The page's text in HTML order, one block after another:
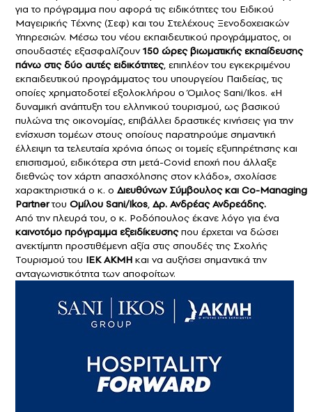
για το πρόγραμμα που αφορά τις ειδικότητες του Ειδικού
Μαγειρικής Τέχνης (Σεφ) και του Στελέχους Ξενοδοχειακών
Υπηρεσιών. Μέσω του νέου εκπαιδευτικού προγράμματος, οι
σπουδαστές εξασφαλίζουν150 ώρες βιωματικής εκπαίδευσης
πάνω στις δύο αυτές ειδικότητες, επιπλέον του εγκεκριμένου
εκπαιδευτικού προγράμματος του υπουργείου Παιδείας, τις
οποίες χρηματοδοτεί εξολοκλήρου ο Όμιλος Sani/Ikos. «Η
δυναμική ανάπτυξη του ελληνικού τουρισμού, ως βασικού
πυλώνα της οικονομίας, επιβάλλει δραστικές κινήσεις για την
ενίσχυση τομέων στους οποίους παρατηρούμε σημαντική
έλλειψη τα τελευταία χρόνια όπως οι τομείς εξυπηρέτησης και
επισιτισμού, ειδικότερα στη μετά-Covid εποχή που άλλαξε
διεθνώς τον χάρτη απασχόλησης στον κλάδο», σχολίασε
χαρακτηριστικά ο κ. ο Διευθύνων Σύμβουλος και Co-Managing
Partnerτου Ομίλου Sani/Ikos, Δρ. Ανδρέας Ανδρεάδης.
Από την πλευρά του, ο κ. Ροδόπουλος έκανε λόγο για ένα
καινοτόμο πρόγραμμα εξειδίκευσηςπου έρχεται να δώσει
ανεκτίμητη προστιθέμενη αξία στις σπουδές της Σχολής
Τουρισμού του ΙΕΚ ΑΚΜΗ και να αυξήσει σημαντικά την
ανταγωνιστικότητα των αποφοίτων.